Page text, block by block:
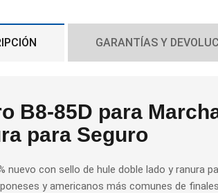
GARANTÍAS Y
B8-85D para
para Seguro
nuevo con sello de hule doble lado y ranura
y americanos más comunes de